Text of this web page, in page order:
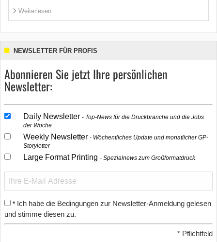
Weiterlesen
NEWSLETTER FÜR PROFIS
Abonnieren Sie jetzt Ihre persönlichen
Newsletter:
Daily Newsletter
Top-News für die Druckbranche und die Jobs
der Woche
Weekly Newsletter
Wöchentliches Update und monatlicher GP-
Storyletter
Large Format Printing Spezialnews zum Großformatdruck
* Ich habe die Bedingungen zur Newsletter-Anmeldung gelesen
und stimme diesen zu.
* Pflichtfeld